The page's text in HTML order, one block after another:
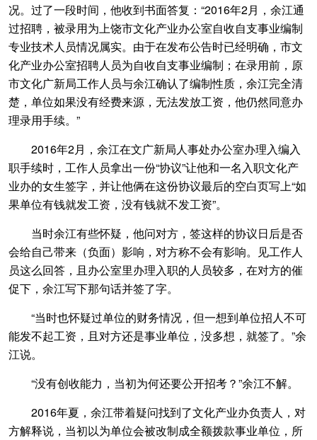
况。过了一段时间，他收到书面答复：“2016年2月，余江通
过招聘，被录用为上饶市文化产业办公室自收自支事业编制
专业技术人员情况属实。由于在发布公告时已经明确，市文
化产业办公室招聘人员为自收自支事业编制；在录用前，原
市文化广新局工作人员与余江确认了编制性质，余江完全清
楚，单位如果没有经费来源，无法发放工资，他仍然同意办
理录用手续。”
2016年2月，余江在文广新局人事处办公室办理入编入
职手续时，工作人员拿出一份“协议”让他和一名入职文化产
业办的女生签字，并让他俩在这份协议最后的空白页写上“如
果单位有钱就发工资，没有钱就不发工资”。
当时余江有些怀疑，他问对方，签这样的协议日后是否
会给自己带来（负面）影响，对方称不会有影响。见工作人
员这么回答，且办公室里办理入职的人员较多，在对方的催
促下，余江写下那句话并签了字。
“当时也怀疑过单位的财务情况，但一想到单位招人不可
能发不起工资，且对方还是事业单位，没多想，就签了。”余
江说。
“没有创收能力，当初为何还要公开招考？”余江不解。
2016年夏，余江带着疑问找到了文化产业办负责人，对
方解释说，当初以为单位会被改制成全额拨款事业单位，所